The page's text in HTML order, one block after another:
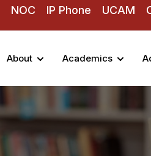
NOC IP Phone UCAM
About Academics